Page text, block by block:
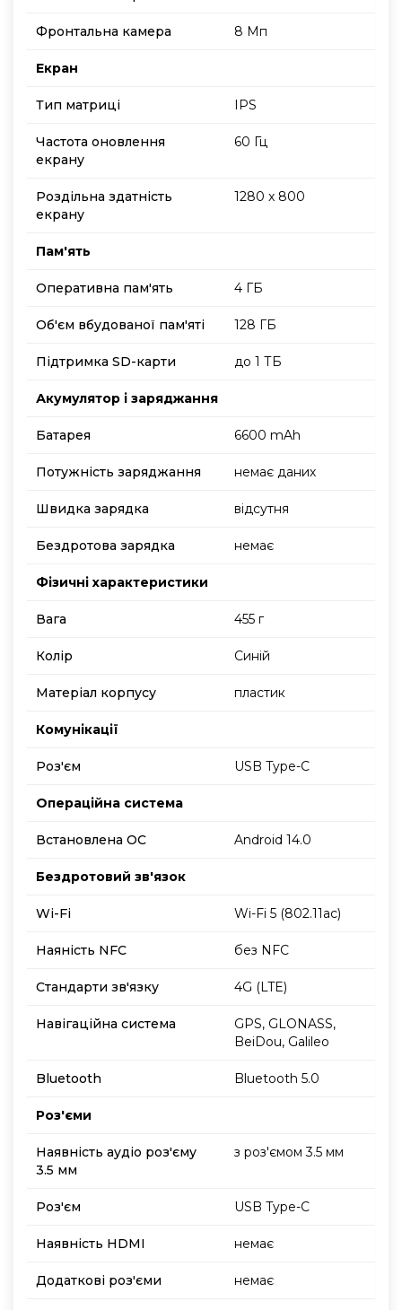
Фронтальна камера 8 Мп
Екран
Тип матриці IPS
Частота оновлення
екрану
60 Гц
Роздільна здатність
екрану
1280 x 800
Пам'ять
Оперативна пам'ять 4 ГБ
Об'єм вбудованої пам'яті 128 ГБ
Підтримка SD-карти до 1 ТБ
Акумулятор і заряджання
Батарея 6600 mAh
Потужність заряджання немає даних
Швидка зарядка відсутня
Бездротова зарядка немає
Фізичні характеристики
Вага 455 г
Колір Синій
Матеріал корпусу пластик
Комунікації
Роз'єм USB Type-C
Операційна система
Встановлена ОС Android 14.0
Бездротовий зв'язок
Wi-Fi Wi-Fi 5 (802.11ac)
Наяність NFC без NFC
Стандарти зв'язку 4G (LTE)
Навігаційна система
GPS, GLONASS,
BeiDou, Galileo
Bluetooth Bluetooth 5.0
Роз'єми
Наявність аудіо роз'єму
3.5 мм
з роз'ємом 3.5 мм
Роз'єм USB Type-C
Наявність HDMI немає
Додаткові роз'єми немає